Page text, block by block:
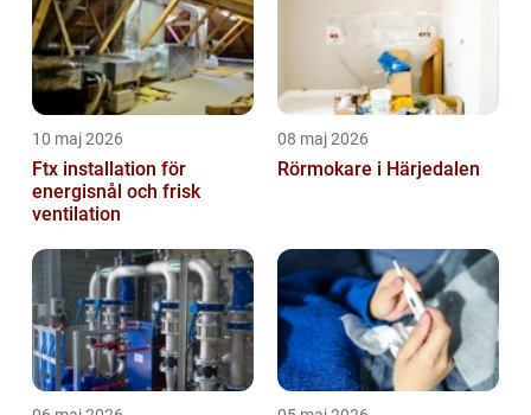
10 maj 2026
Ftx installation för
energisnål och frisk
ventilation
08 maj 2026
Rörmokare i Härjedalen